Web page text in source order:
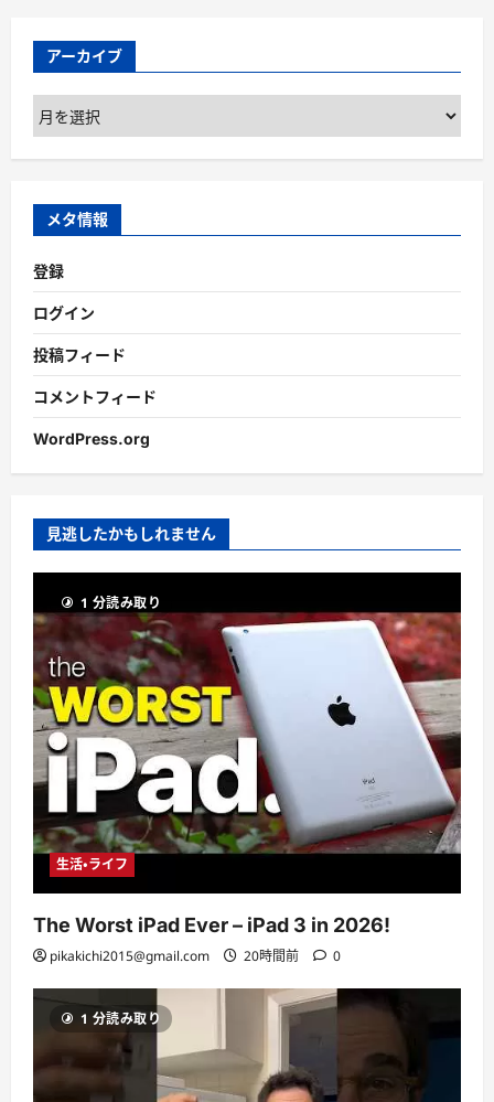
アーカイブ
ア
ー
カ
ブ
メタ情報
登録
ログイン
投稿フィード
コメントフィード
WordPress.org
見逃したかもしれません
1 分読み取り
生活・ライフ
The Worst iPad Ever – iPad 3 in 2026!
pikakichi2015@gmail.com 20時間前 0
1 分読み取り